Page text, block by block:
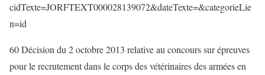
cidTexte=JORFTEXT000028139072&dateTexte=&categorieLie
n=id
60 Décision du 2 octobre 2013 relative au concours sur épreuves
pour le recrutement dans le corps des vétérinaires des armées en